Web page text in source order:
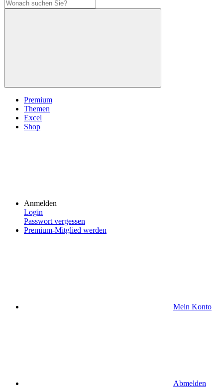
Premium
Themen
Excel
Shop
Anmelden
Login
Passwort vergessen
Premium-Mitglied werden
Mein Konto
Abmelden